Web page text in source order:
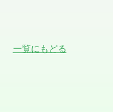
一覧にもどる